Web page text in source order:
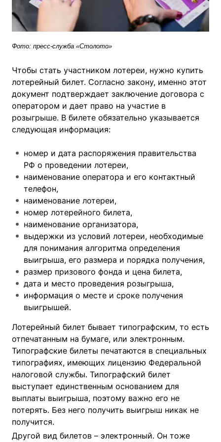
Фото: пресс-служба «Столото»
Чтобы стать участником лотереи, нужно купить
лотерейный билет. Согласно закону, именно этот
документ подтверждает заключение договора с
оператором и дает право на участие в
розыгрыше. В билете обязательно указывается
следующая информация:
номер и дата распоряжения правительства
РФ о проведении лотереи,
наименование оператора и его контактный
телефон,
наименование лотереи,
номер лотерейного билета,
наименование организатора,
выдержки из условий лотереи, необходимые
для понимания алгоритма определения
выигрыша, его размера и порядка получения,
размер призового фонда и цена билета,
дата и место проведения розыгрыша,
информация о месте и сроке получения
выигрышей.
Лотерейный билет бывает типографским, то есть
отпечатанным на бумаге, или электронным.
Типографские билеты печатаются в специальных
типографиях, имеющих лицензию Федеральной
налоговой службы. Типографский билет
выступает единственным основанием для
выплаты выигрыша, поэтому важно его не
потерять. Без него получить выигрыш никак не
получится.
Другой вид билетов – электронный. Он тоже